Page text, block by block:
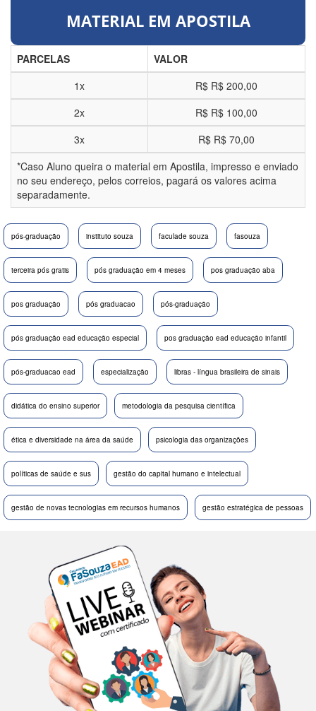
MATERIAL EM APOSTILA
PARCELAS
VALOR
1x
R$ R$ 200,00
2x
R$ R$ 100,00
3x
R$ R$ 70,00
*Caso Aluno queira o material em Apostila, impresso e enviado
no seu endereço, pelos correios, pagará os valores acima
separadamente.
pós-graduação instituto souza faculade souza fasouza
terceira pós gratis pós graduação em 4 meses pos graduação aba
pos graduação pós graduacao pós-graduação
pós graduação ead educação especial pos graduação ead educação infantil
pós-graduacao ead especialização libras - língua brasileira de sinais
didática do ensino superior metodologia da pesquisa científica
ética e diversidade na área da saúde psicologia das organizações
políticas de saúde e sus gestão do capital humano e intelectual
gestão de novas tecnologias em recursos humanos gestão estratégica de pessoas